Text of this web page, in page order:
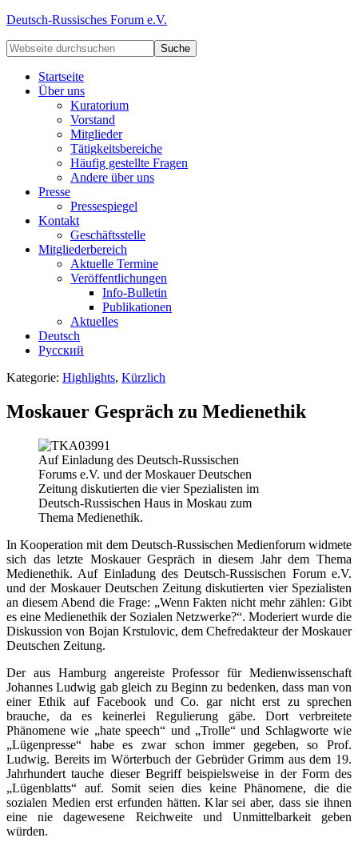
Deutsch-Russisches Forum e.V.
Startseite
Über uns
Kuratorium
Vorstand
Mitglieder
Tätigkeitsbereiche
Häufig gestellte Fragen
Andere über uns
Presse
Pressespiegel
Kontakt
Geschäftsstelle
Mitgliederbereich
Aktuelle Termine
Veröffentlichungen
Info-Bulletin
Publikationen
Aktuelles
Deutsch
Русский
Kategorie: Highlights, Kürzlich
Moskauer Gespräch zu Medienethik
Auf Einladung des Deutsch-Russischen
Forums e.V. und der Moskauer Deutschen
Zeitung diskutierten die vier Spezialisten im
Deutsch-Russischen Haus in Moskau zum
Thema Medienethik.
In Kooperation mit dem Deutsch-Russischen Medienforum widmete
sich das letzte Moskauer Gespräch in diesem Jahr dem Thema
Medienethik. Auf Einladung des Deutsch-Russischen Forum e.V.
und der Moskauer Deutschen Zeitung diskutierten vier Spezialisten
an diesem Abend die Frage: „Wenn Fakten nicht mehr zählen: Gibt
es eine Medienethik der Sozialen Netzwerke?“. Moderiert wurde die
Diskussion von Bojan Krstulovic, dem Chefredakteur der Moskauer
Deutschen Zeitung.
Der aus Hamburg angereiste Professor für Medienwissenschaft
Johannes Ludwig gab gleich zu Beginn zu bedenken, dass man von
einer Ethik auf Facebook und Co. gar nicht erst zu sprechen
brauche, da es keinerlei Regulierung gäbe. Dort verbreitete
Phänomene wie „hate speech“ und „Trolle“ und Schlagworte wie
„Lügenpresse“ habe es zwar schon immer gegeben, so Prof.
Ludwig. Bereits im Wörterbuch der Gebrüder Grimm aus dem 19.
Jahrhundert tauche dieser Begriff beispielsweise in der Form des
„Lügenblatts“ auf. Somit seien dies keine Phänomene, die die
sozialen Medien erst erfunden hätten. Klar sei aber, dass sie ihnen
eine nie dagewesene Reichweite und Unmittelbarkeit geben
würden.